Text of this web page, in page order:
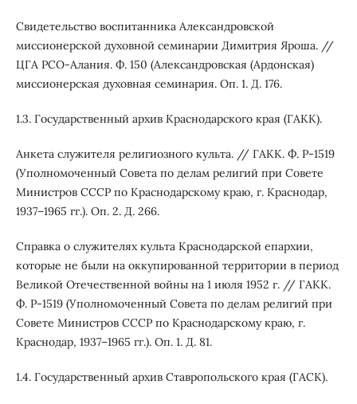
Свидетельство воспитанника Александровской
миссионерской духовной семинарии Димитрия Яроша. //
ЦГА РСО-Алания. Ф. 150 (Александровская (Ардонская)
миссионерская духовная семинария. Оп. 1. Д. 176.
1.3. Государственный архив Краснодарского края (ГАКК).
Анкета служителя религиозного культа. // ГАКК. Ф. Р-1519
(Уполномоченный Совета по делам религий при Совете
Министров СССР по Краснодарскому краю, г. Краснодар,
1937–1965 гг.). Оп. 2. Д. 266.
Справка о служителях культа Краснодарской епархии,
которые не были на оккупированной территории в период
Великой Отечественной войны на 1 июля 1952 г. // ГАКК.
Ф. Р-1519 (Уполномоченный Совета по делам религий при
Совете Министров СССР по Краснодарскому краю, г.
Краснодар, 1937–1965 гг.). Оп. 1. Д. 81.
1.4. Государственный архив Ставропольского края (ГАСК).